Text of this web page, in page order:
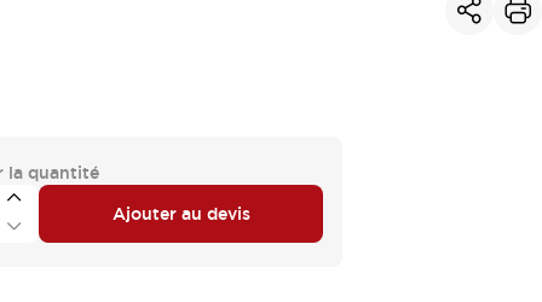
la quantité
Ajouter au devis